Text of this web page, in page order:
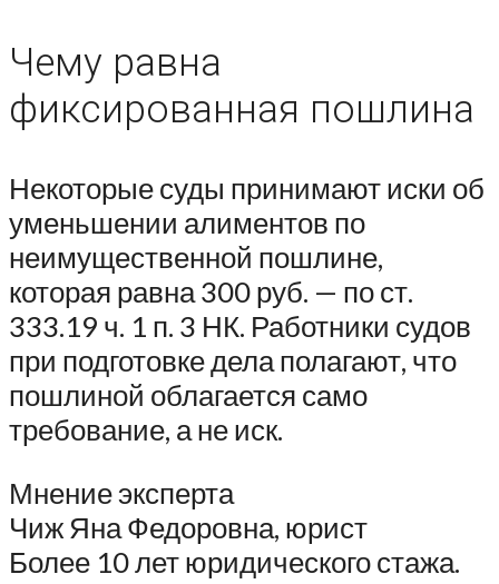
Чему равна
фиксированная пошлина
Некоторые суды принимают иски об
уменьшении алиментов по
неимущественной пошлине,
которая равна 300 руб. — по ст.
333.19 ч. 1 п. 3 НК. Работники судов
при подготовке дела полагают, что
пошлиной облагается само
требование, а не иск.
Мнение эксперта
Чиж Яна Федоровна, юрист
Более 10 лет юридического стажа.